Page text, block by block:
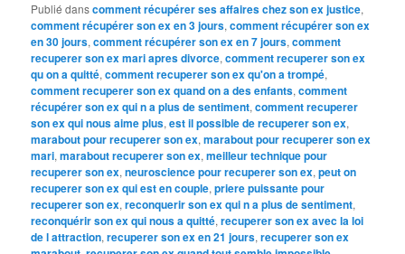
Publié danscomment récupérer ses affaires chez son ex justice,
comment récupérer son ex en 3 jours,comment récupérer son ex
en 30 jours,comment récupérer son ex en 7 jours,comment
recuperer son ex mari apres divorce,comment recuperer son ex
qu on a quitté,comment recuperer son ex qu'on a trompé,
comment recuperer son ex quand on a des enfants,comment
récupérer son ex qui n a plus de sentiment,comment recuperer
son ex qui nous aime plus,est il possible de recuperer son ex,
marabout pour recuperer son ex,marabout pour recuperer son ex
mari,marabout recuperer son ex,meilleur technique pour
recuperer son ex,neuroscience pour recuperer son ex,peut on
recuperer son ex qui est en couple,priere puissante pour
recuperer son ex,reconquerir son ex qui n a plus de sentiment,
reconquérir son ex qui nous a quitté,recuperer son ex avec la loi
de l attraction,recuperer son ex en 21 jours,recuperer son ex